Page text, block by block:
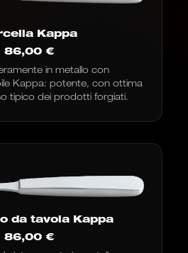
Kappa
86,00 €
in metallo con
Kappa: potente, con ottima
tipico dei prodotti forgiati.
da tavola Kappa
86,00 €